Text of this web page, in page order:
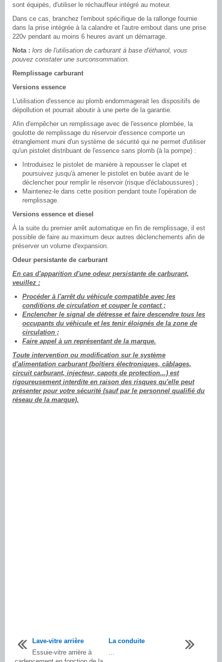
sont équipés, d'utiliser le réchauffeur intégré au moteur.
Dans ce cas, branchez l'embout spécifique de la rallonge fournie
dans la prise intégrée à la calandre et l'autre embout dans une prise
220v pendant au moins 6 heures avant un démarrage.
Nota : lors de l'utilisation de carburant à base d'éthanol, vous
pouvez constater une surconsommation.
Remplissage carburant
Versions essence
L'utilisation d'essence au plomb endommagerait les dispositifs de
dépollution et pourrait aboutir à une perte de la garantie.
Afin d'empêcher un remplissage avec de l'essence plombée, la
goulotte de remplissage du réservoir d'essence comporte un
étranglement muni d'un système de sécurité qui ne permet d'utiliser
qu'un pistolet distribuant de l'essence sans plomb (à la pompe) :
Introduisez le pistolet de manière à repousser le clapet et
poursuivez jusqu'à amener le pistolet en butée avant de le
déclencher pour remplir le réservoir (risque d'éclaboussures) ;
Maintenez-le dans cette position pendant toute l'opération de
remplissage.
Versions essence et diesel
À la suite du premier arrêt automatique en fin de remplissage, il est
possible de faire au maximum deux autres déclenchements afin de
préserver un volume d'expansion.
Odeur persistante de carburant
En cas d'apparition d'une odeur persistante de carburant,
veuillez :
Procéder à l'arrêt du véhicule compatible avec les
conditions de circulation et couper le contact ;
Enclencher le signal de détresse et faire descendre tous les
occupants du véhicule et les tenir éloignés de la zone de
circulation ;
Faire appel à un représentant de la marque.
Toute intervention ou modification sur le système
d'alimentation carburant (boîtiers électroniques, câblages,
circuit carburant, injecteur, capots de protection...) est
rigoureusement interdite en raison des risques qu'elle peut
présenter pour votre sécurité (sauf par le personnel qualifié du
réseau de la marque).
Lave-vitre arrière
Essuie-vitre arrière à
La conduite